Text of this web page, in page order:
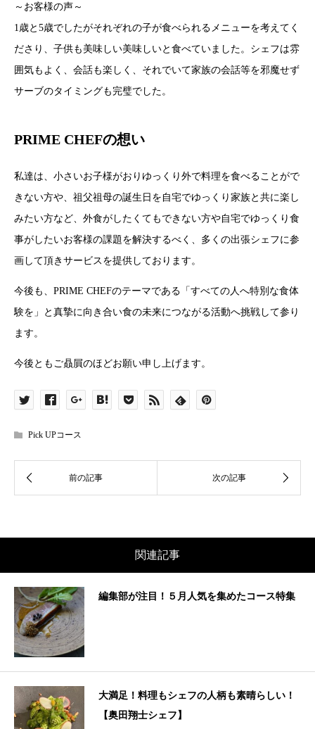
～お客様の声～
1歳と5歳でしたがそれぞれの子が食べられるメニューを考えてく
ださり、子供も美味しい美味しいと食べていました。シェフは雰
囲気もよく、会話も楽しく、それでいて家族の会話等を邪魔せず
サーブのタイミングも完璧でした。
PRIME CHEFの想い
私達は、小さいお子様がおりゆっくり外で料理を食べることがで
きない方や、祖父祖母の誕生日を自宅でゆっくり家族と共に楽し
みたい方など、外食がしたくてもできない方や自宅でゆっくり食
事がしたいお客様の課題を解決するべく、多くの出張シェフに参
画して頂きサービスを提供しております。
今後も、PRIME CHEFのテーマである「すべての人へ特別な食体
験を」と真摯に向き合い食の未来につながる活動へ挑戦して参り
ます。
今後ともご贔屓のほどお願い申し上げます。
Pick UPコース
関連記事
編集部が注目！５月人気を集めたコース特集
大満足！料理もシェフの人柄も素晴らしい！
【奥田翔士シェフ】